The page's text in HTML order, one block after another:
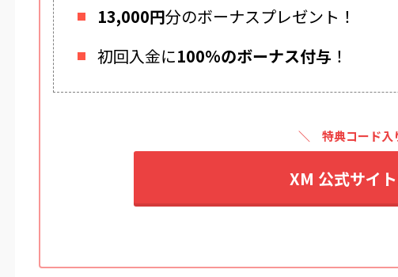
13,000円分のボーナスプレゼント！
初回入金に100%のボーナス付与 ！
特典コード入
XM 公式サイ